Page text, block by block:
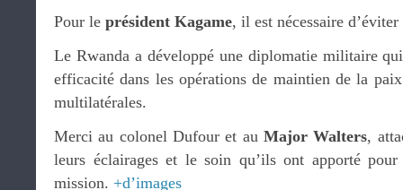
Pour le président Kagame, il est nécessaire
Le Rwanda a développé une diplomatie militaire
efficacité dans les opérations de maintien de la
multilatérales.
Merci au colonel Dufour et au Major Walters,
leurs éclairages et le soin qu’ils ont apporté
mission. +d’images